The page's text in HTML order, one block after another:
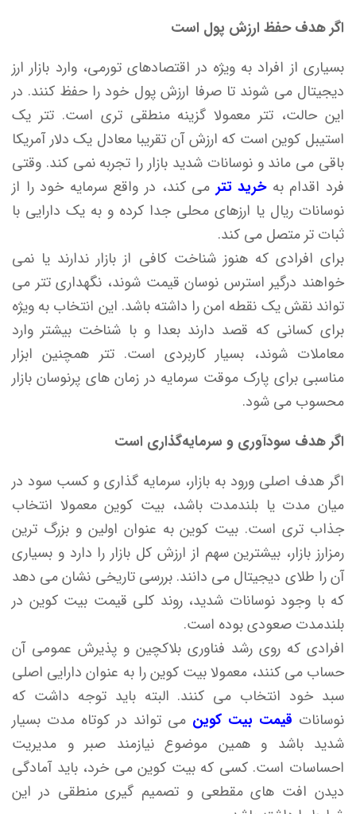
اگر هدف حفظ ارزش پول است
بسیاری از افراد به ویژه در اقتصادهای تورمی، وارد بازار ارز
دیجیتال می شوند تا صرفا ارزش پول خود را حفظ کنند. در
این حالت، تتر معمولا گزینه منطقی تری است. تتر یک
استیبل کوین است که ارزش آن تقریبا معادل یک دلار آمریکا
باقی می ماند و نوسانات شدید بازار را تجربه نمی کند. وقتی
فرد اقدام بهخرید تتر می کند، در واقع سرمایه خود را از
نوسانات ریال یا ارزهای محلی جدا کرده و به یک دارایی با
ثبات تر متصل می کند.
برای افرادی که هنوز شناخت کافی از بازار ندارند یا نمی
خواهند درگیر استرس نوسان قیمت شوند، نگهداری تتر می
تواند نقش یک نقطه امن را داشته باشد. این انتخاب به ویژه
برای کسانی که قصد دارند بعدا و با شناخت بیشتر وارد
معاملات شوند، بسیار کاربردی است. تتر همچنین ابزار
مناسبی برای پارک موقت سرمایه در زمان های پرنوسان بازار
محسوب می شود.
اگر هدف سودآوری و سرمایه‌گذاری است
اگر هدف اصلی ورود به بازار، سرمایه گذاری و کسب سود در
میان مدت یا بلندمدت باشد، بیت کوین معمولا انتخاب
جذاب تری است. بیت کوین به عنوان اولین و بزرگ ترین
رمزارز بازار، بیشترین سهم از ارزش کل بازار را دارد و بسیاری
آن را طلای دیجیتال می دانند. بررسی تاریخی نشان می دهد
که با وجود نوسانات شدید، روند کلی قیمت بیت کوین در
بلندمدت صعودی بوده است.
افرادی که روی رشد فناوری بلاکچین و پذیرش عمومی آن
حساب می کنند، معمولا بیت کوین را به عنوان دارایی اصلی
سبد خود انتخاب می کنند. البته باید توجه داشت که
نوسانات قیمت بیت کوین می تواند در کوتاه مدت بسیار
شدید باشد و همین موضوع نیازمند صبر و مدیریت
احساسات است. کسی که بیت کوین می خرد، باید آمادگی
دیدن افت های مقطعی و تصمیم گیری منطقی در این